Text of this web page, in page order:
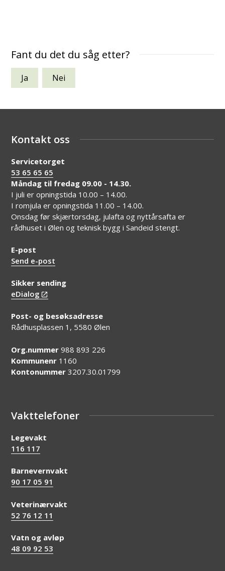
Fant du det du såg etter?
Ja Nei
Kontakt oss
Servicetorget
53 65 65 65
Måndag til fredag 09.00 - 14.30.
I juli er opningstida 10.00 – 14.00.
I romjula er opningstida 11.00 – 14.00.
Onsdag før skjærtorsdag, julafta og nyttårsafta er
rådhuset i Ølen og teknisk bygg i Sandeid stengt.
E-post
Send e-post
Sikker sending
eDialog
Post- og besøksadresse
Rådhusplassen 1, 5580 Ølen
Org.nummer988 893 226
Kommunenr 1160
Kontonummer3207.30.01799
Vakttelefoner
Legevakt
116 117
Barnevernvakt
90 17 05 91
Veterinærvakt
52 76 12 11
Vatn og avløp
48 09 92 53